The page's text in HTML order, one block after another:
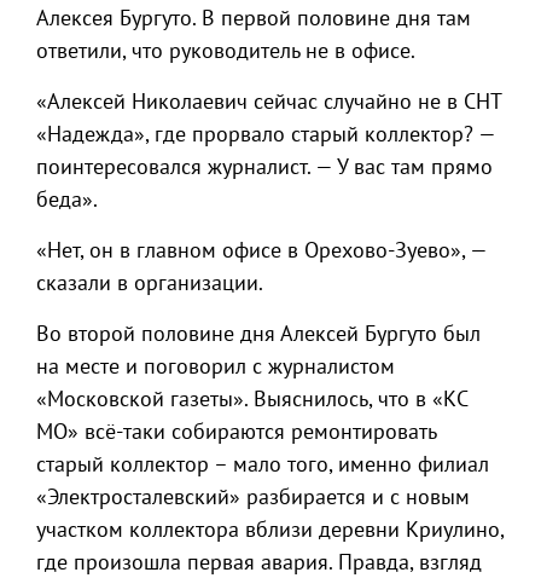
Алексея Бургуто. В первой половине дня там
ответили, что руководитель не в офисе.
«Алексей Николаевич сейчас случайно не в СНТ
«Надежда», где прорвало старый коллектор? —
поинтересовался журналист. — У вас там прямо
беда».
«Нет, он в главном офисе в Орехово-Зуево», —
сказали в организации.
Во второй половине дня Алексей Бургуто был
на месте и поговорил с журналистом
«Московской газеты». Выяснилось, что в «КС
МО» всё-таки собираются ремонтировать
старый коллектор – мало того, именно филиал
«Электросталевский» разбирается и с новым
участком коллектора вблизи деревни Криулино,
где произошла первая авария. Правда, взгляд